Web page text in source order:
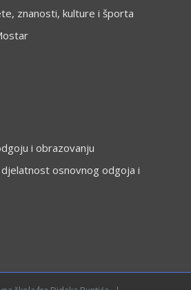
znanosti, kulture i športa
i obrazovanju
osnovnog odgoja i